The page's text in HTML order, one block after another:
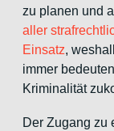
zu planen und
aller
Einsatz,
immer
Kriminalität
Der Zugang zu